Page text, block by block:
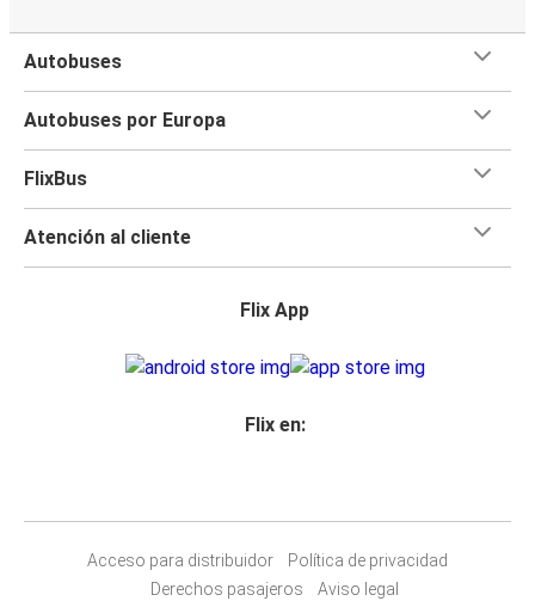
Autobuses
Autobuses por Europa
FlixBus
Atención al cliente
Flix App
Flix en:
Acceso para distribuidor
Política de privacidad
Derechos pasajeros
Aviso legal